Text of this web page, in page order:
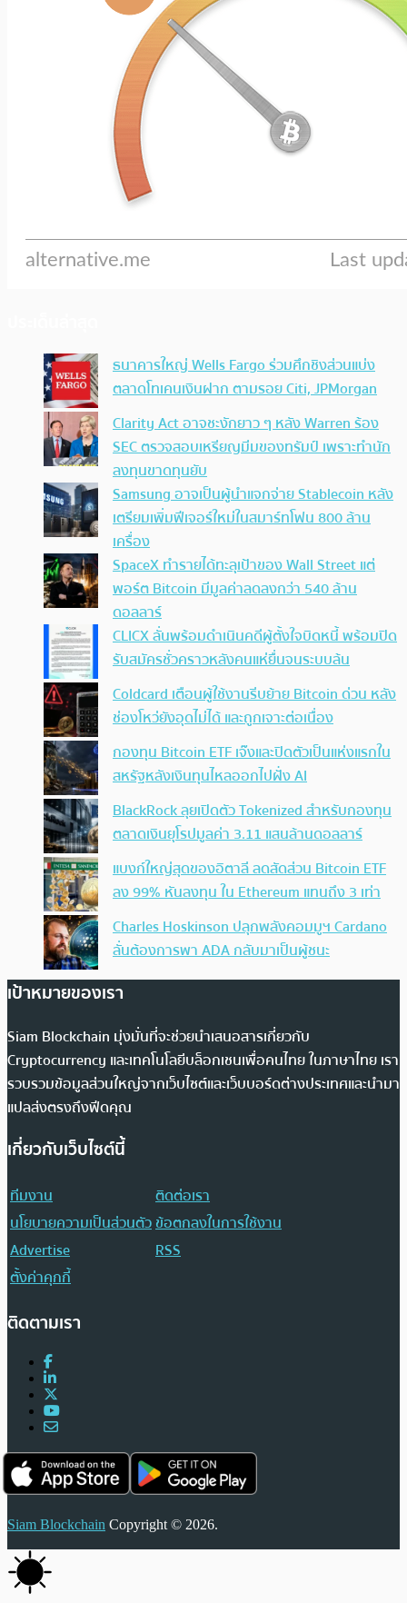
ธนาคารใหญ่ Wells Fargo ร่วมศึกชิงส่วนแบ่ง
ตลาดโทเคนเงินฝาก ตามรอย Citi, JPMorgan
Clarity Act อาจชะงักยาว ๆ หลัง Warren ร้อง
SEC ตรวจสอบเหรียญมีมของทรัมป์ เพราะทำนัก
ลงทุนขาดทุนยับ
Samsung อาจเป็นผู้นำแจกจ่าย Stablecoin หลัง
เตรียมเพิ่มฟีเจอร์ใหม่ในสมาร์ทโฟน 800 ล้าน
เครื่อง
SpaceX ทำรายได้ทะลุเป้าของ Wall Street แต่
พอร์ต Bitcoin มีมูลค่าลดลงกว่า 540 ล้าน
ดอลลาร์
CLICX ลั่นพร้อมดำเนินคดีผู้ตั้งใจบิดหนี้ พร้อมปิด
รับสมัครชั่วคราวหลังคนแห่ยื่นจนระบบล้น
Coldcard เตือนผู้ใช้งานรีบย้าย Bitcoin ด่วน หลัง
ช่องโหว่ยังอุดไม่ได้ และถูกเจาะต่อเนื่อง
กองทุน Bitcoin ETF เจ๊งและปิดตัวเป็นแห่งแรกใน
สหรัฐหลังเงินทุนไหลออกไปฝั่ง AI
BlackRock ลุยเปิดตัว Tokenized สำหรับกองทุน
ตลาดเงินยุโรปมูลค่า 3.11 แสนล้านดอลลาร์
แบงก์ใหญ่สุดของอิตาลี ลดสัดส่วน Bitcoin ETF
ลง 99% หันลงทุน ใน Ethereum แทนถึง 3 เท่า
Charles Hoskinson ปลุกพลังคอมมูฯ Cardano
ลั่นต้องการพา ADA กลับมาเป็นผู้ชนะ
เป้าหมายของเรา
Siam Blockchain มุ่งมั่นที่จะช่วยนำเสนอสารเกี่ยวกับ
Cryptocurrency และเทคโนโลยีบล็อกเชนเพื่อคนไทย ในภาษาไทย เรา
รวบรวมข้อมูลส่วนใหญ่จากเว็บไซต์และเว็บบอร์ดต่างประเทศและนำมา
แปลส่งตรงถึงฟีดคุณ
เกี่ยวกับเว็บไซต์นี้
ทีมงาน
ติดต่อเรา
นโยบายความเป็นส่วนตัวข้อตกลงในการใช้งาน
Advertise
RSS
ตั้งค่าคุกกี้
ติดตามเรา
Siam Blockchain Copyright © 2026.